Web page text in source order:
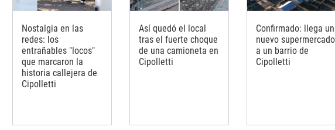
Nostalgia en las
redes: los
entrañables "locos"
que marcaron la
historia callejera de
Cipolletti
Así quedó el local
tras el fuerte choque
de una camioneta en
Cipolletti
Confirmado: llega un
nuevo supermercado
a un barrio de
Cipolletti